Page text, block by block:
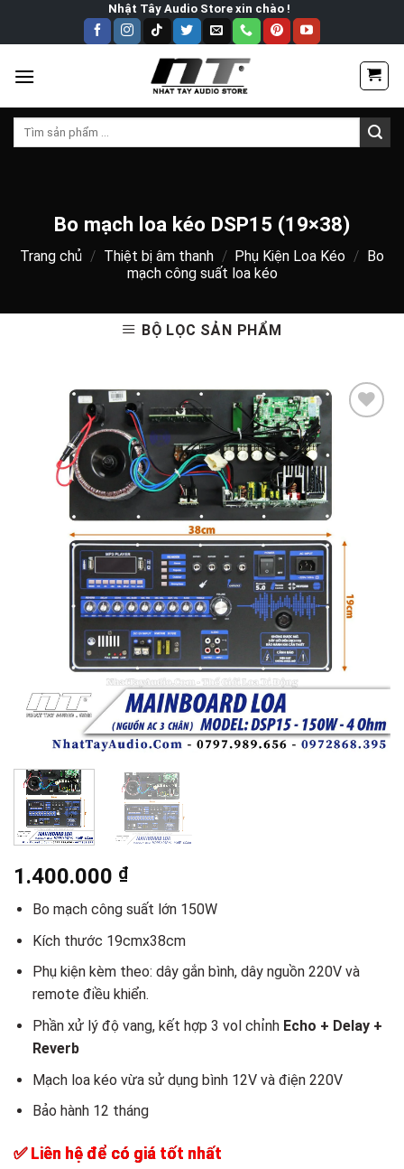
Nhật Tây Audio Store xin chào !
Tìm
Bo mạch loa kéo DSP15 (19×38)
Trang chủ / Thiệt bị âm thanh / Phụ Kiện Loa Kéo /
Bo
mạch công suất loa kéo
BỘ LỌC SẢN PHẨM
1.400.000 ₫
Bo mạch công suất lớn 150W
Kích thước 19cmx38cm
Phụ kiện kèm theo: dây gắn bình, dây nguồn 220V và
remote điều khiển.
Phần xử lý độ vang, kết hợp 3 vol chỉnh Echo + Delay +
Reverb
Mạch loa kéo vừa sử dụng bình 12V và điện 220V
Bảo hành 12 tháng
✅ Liên hệ để có giá tốt nhất